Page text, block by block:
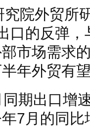
究院外贸所
口的反弹
市场需求
年外贸有
同期出口增
年7月的同